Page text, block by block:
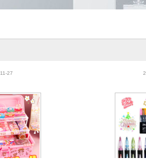
漆收纳礼
27
画笔马